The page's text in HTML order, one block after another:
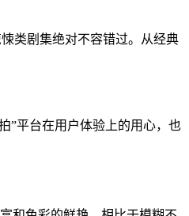
类剧集绝对不容错过。从经典
”平台在用户体验上的用心，也